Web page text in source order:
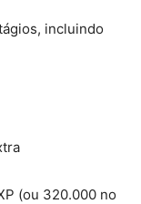
incluindo
(ou 320.000 no